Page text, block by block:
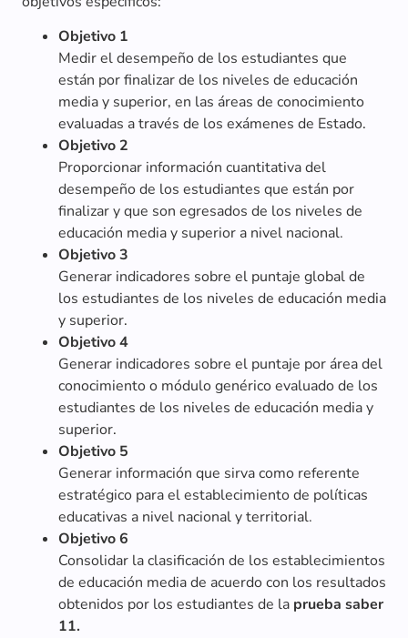
Objetivo 1
Medir el desempeño de los estudiantes que
están por finalizar de los niveles de educación
media y superior, en las áreas de conocimiento
evaluadas a través de los exámenes de Estado.
Objetivo 2
Proporcionar información cuantitativa del
desempeño de los estudiantes que están por
finalizar y que son egresados de los niveles de
educación media y superior a nivel nacional.
Objetivo 3
Generar indicadores sobre el puntaje global de
los estudiantes de los niveles de educación media
y superior.
Objetivo 4
Generar indicadores sobre el puntaje por área del
conocimiento o módulo genérico evaluado de los
estudiantes de los niveles de educación media y
superior.
Objetivo 5
Generar información que sirva como referente
estratégico para el establecimiento de políticas
educativas a nivel nacional y territorial.
Objetivo 6
Consolidar la clasificación de los establecimientos
de educación media de acuerdo con los resultados
obtenidos por los estudiantes de la prueba saber
11.